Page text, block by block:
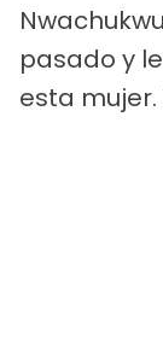
pasado y
esta